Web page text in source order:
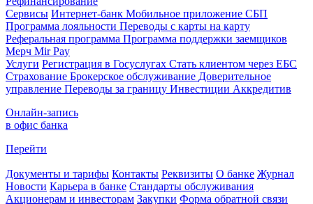
Сервисы Интернет-банк Мобильное приложение СБП
Программа лояльности Переводы с карты на карту
Реферальная программа Программа поддержки заемщиков
Мерч Mir Pay
Услуги Регистрация в Госуслугах Стать клиентом через ЕБС
Страхование Брокерское обслуживание Доверительное
управление Переводы за границу Инвестиции Аккредитив
Онлайн-запись
в офис банка
Перейти
Документы и тарифы Контакты Реквизиты О банке Журнал
Новости Карьера в банке Стандарты обслуживания
Акционерам и инвесторам Закупки Форма обратной связи